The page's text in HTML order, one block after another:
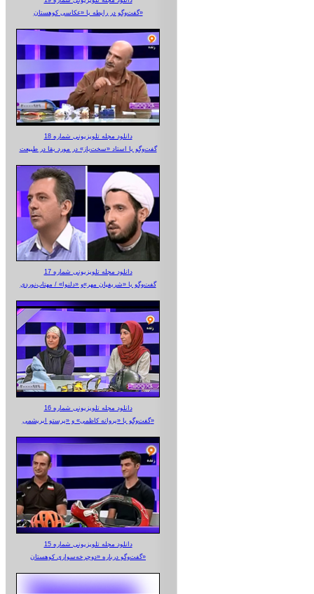
گفت‌وگو در رابطه با «عکاسی کوهستان»
دانلود مجله تلویزیونی شماره 18
گفت‌وگو با استاد «سخت‌باز» در مورد بقا در طبیعت
دانلود مجله تلویزیونی شماره 17
گفت‌وگو با «شریفیان مهر»‌و «دلنوا» / مهتاب‌نوردی
دانلود مجله تلویزیونی شماره 16
گفت‌وگو با «پروانه کاظمی» و «پرستو‌ ابریشمی»
دانلود مجله تلویزیونی شماره 15
گفت‌وگو درباره «دوچرخه‌سواری کوهستان»